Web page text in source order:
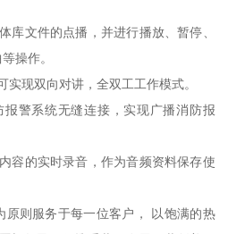
库文件的点播，并进行播放、暂停、
操作。
实现双向对讲，全双工工作模式。
警系统无缝连接，实现广播消防报
容的实时录音，作为音频资料保存使
原则服务于每一位客户， 以饱满的热